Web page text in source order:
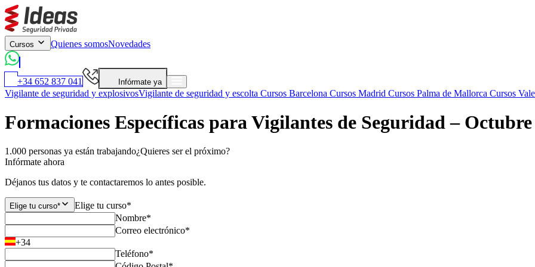
Cursos Quienes somosNovedades
+34 652 837 041 Infórmate ya
Vigilante de seguridad y explosivosVigilante de seguridad y escolta Cursos Barcelona Cursos Madrid Cursos Palma de Mallorca Cursos
Formaciones Específicas para Vigilantes de Seguridad – Octubre
1.000 personas ya están trabajando¿Quieres ser el próximo?
Infórmate ahora
Déjanos tus datos y te contactaremos lo antes posible.
Elige tu curso*
Elige tu curso*
Nombre*
Correo electrónico*
+34
Teléfono*